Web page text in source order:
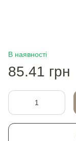
В наявності
85.41 грн